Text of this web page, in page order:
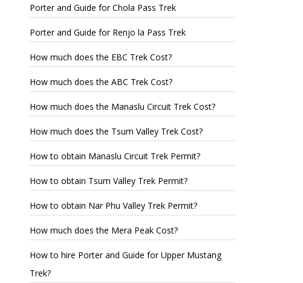
Porter and Guide for Chola Pass Trek
Porter and Guide for Renjo la Pass Trek
How much does the EBC Trek Cost?
How much does the ABC Trek Cost?
How much does the Manaslu Circuit Trek Cost?
How much does the Tsum Valley Trek Cost?
How to obtain Manaslu Circuit Trek Permit?
How to obtain Tsum Valley Trek Permit?
How to obtain Nar Phu Valley Trek Permit?
How much does the Mera Peak Cost?
How to hire Porter and Guide for Upper Mustang
Trek?